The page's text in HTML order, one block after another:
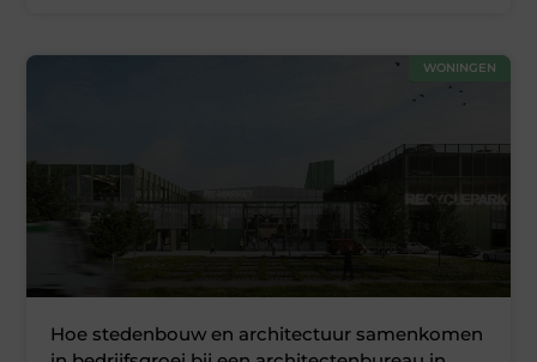
WONINGEN
Hoe stedenbouw en architectuur samenkomen